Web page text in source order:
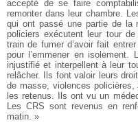
accepté de se faire
remonter dans leur chambre.
qui ont passé une partie de la
policiers exécutent leur tour
train de fumer d’avoir fait
pour l’emmener en
injustifié et interpellent à leur
relâcher. Ils font valoir leurs
de masse, violences
les retenus. Ils ont vu un
Les CRS sont revenus en
matin. »